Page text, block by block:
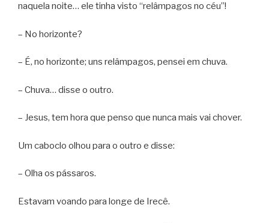
naquela noite… ele tinha visto “relâmpagos no céu”!
– No horizonte?
– É, no horizonte; uns relâmpagos, pensei em chuva.
– Chuva… disse o outro.
– Jesus, tem hora que penso que nunca mais vai chover.
Um caboclo olhou para o outro e disse:
– Olha os pássaros.
Estavam voando para longe de Irecê.